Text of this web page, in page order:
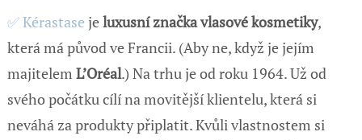
✅ Kérastase jeluxusní značka vlasové kosmetiky,
která má původ ve Francii. (Aby ne, když je jejím
majitelem L’Oréal.) Na trhu je od roku 1964. Už od
svého počátku cílí na movitější klientelu, která si
neváhá za produkty připlatit. Kvůli vlastnostem si